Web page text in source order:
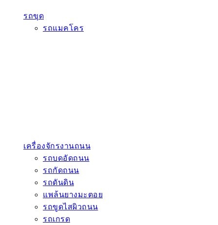
รถขุด
รถแมคโคร
เครื่องจักรงานถนน
รถบดอัดถนน
รถกัดถนน
รถดันดิน
แพล้นยางมะตอย
รถขูดไสผิวถนน
รถเกรด